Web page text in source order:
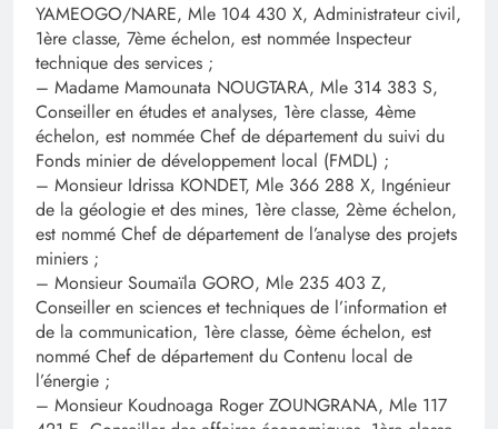
YAMEOGO/NARE, Mle 104 430 X, Administrateur civil,
1ère classe, 7ème échelon, est nommée Inspecteur
technique des services ;
– Madame Mamounata NOUGTARA, Mle 314 383 S,
Conseiller en études et analyses, 1ère classe, 4ème
échelon, est nommée Chef de département du suivi du
Fonds minier de développement local (FMDL) ;
– Monsieur Idrissa KONDET, Mle 366 288 X, Ingénieur
de la géologie et des mines, 1ère classe, 2ème échelon,
est nommé Chef de département de l’analyse des projets
miniers ;
– Monsieur Soumaïla GORO, Mle 235 403 Z,
Conseiller en sciences et techniques de l’information et
de la communication, 1ère classe, 6ème échelon, est
nommé Chef de département du Contenu local de
l’énergie ;
– Monsieur Koudnoaga Roger ZOUNGRANA, Mle 117